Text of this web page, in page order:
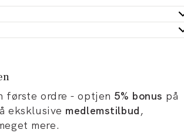
første ordre - optjen 5% bonus på
eksklusive medlemstilbud,
mere.